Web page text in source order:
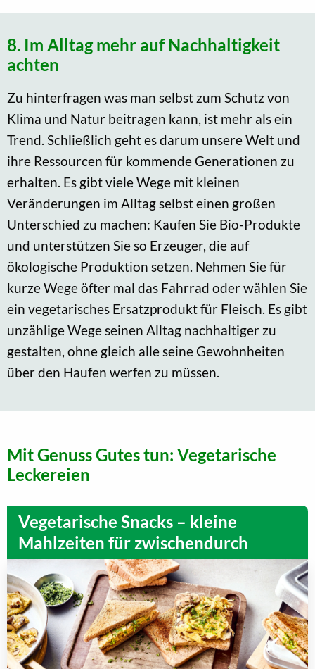
8. Im Alltag mehr auf Nachhaltigkeit
achten
Zu hinterfragen was man selbst zum Schutz von
Klima und Natur beitragen kann, ist mehr als ein
Trend. Schließlich geht es darum unsere Welt und
ihre Ressourcen für kommende Generationen zu
erhalten. Es gibt viele Wege mit kleinen
Veränderungen im Alltag selbst einen großen
Unterschied zu machen: Kaufen Sie Bio-Produkte
und unterstützen Sie so Erzeuger, die auf
ökologische Produktion setzen. Nehmen Sie für
kurze Wege öfter mal das Fahrrad oder wählen Sie
ein vegetarisches Ersatzprodukt für Fleisch. Es gibt
unzählige Wege seinen Alltag nachhaltiger zu
gestalten, ohne gleich alle seine Gewohnheiten
über den Haufen werfen zu müssen.
Mit Genuss Gutes tun: Vegetarische
Leckereien
Vegetarische Snacks – kleine
Mahlzeiten für zwischendurch